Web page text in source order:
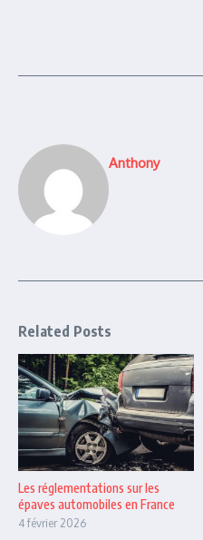
Anthony
Related Posts
Les réglementations sur les
épaves automobiles en France
4 février 2026